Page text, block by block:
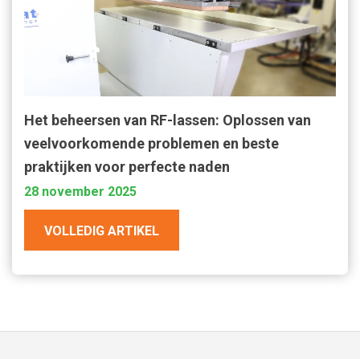
Het beheersen van RF-lassen: Oplossen van
veelvoorkomende problemen en beste
praktijken voor perfecte naden
28 november 2025
VOLLEDIG ARTIKEL